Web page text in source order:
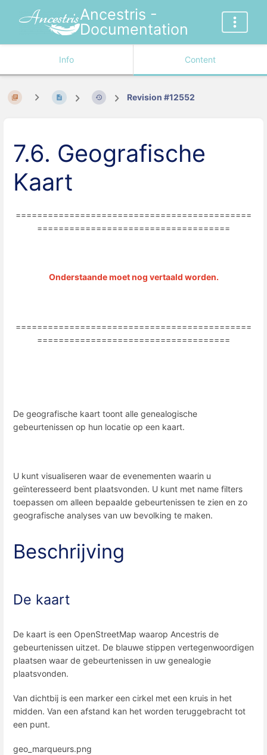
Ancestris -
Documentation
Info Content
Revision #12552
7.6. Geografische
Kaart
============================================
====================================
Onderstaande moet nog vertaald worden.
============================================
====================================
De geografische kaart toont alle genealogische
gebeurtenissen op hun locatie op een kaart.
U kunt visualiseren waar de evenementen waarin u
geïnteresseerd bent plaatsvonden. U kunt met name filters
toepassen om alleen bepaalde gebeurtenissen te zien en zo
geografische analyses van uw bevolking te maken.
Beschrijving
De kaart
De kaart is een OpenStreetMap waarop Ancestris de
gebeurtenissen uitzet. De blauwe stippen vertegenwoordigen
plaatsen waar de gebeurtenissen in uw genealogie
plaatsvonden.
Van dichtbij is een marker een cirkel met een kruis in het
midden. Van een afstand kan het worden teruggebracht tot
een punt.
geo_marqueurs.png